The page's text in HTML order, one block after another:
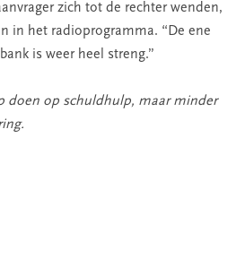
zich tot de rechter wenden,
in het radioprogramma. “De ene
is weer heel streng.”
doen op schuldhulp, maar minder